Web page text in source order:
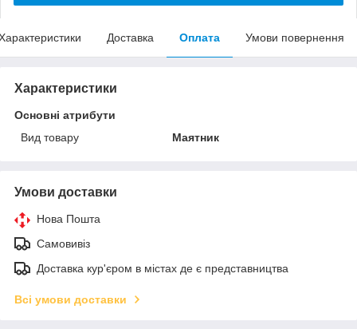
Доставка Оплата Умови повернення
Характеристики
Основні атрибути
Вид товару
Маятник
Умови доставки
Нова Пошта
Самовивіз
Доставка кур'єром в містах де є представництва
Всі умови доставки